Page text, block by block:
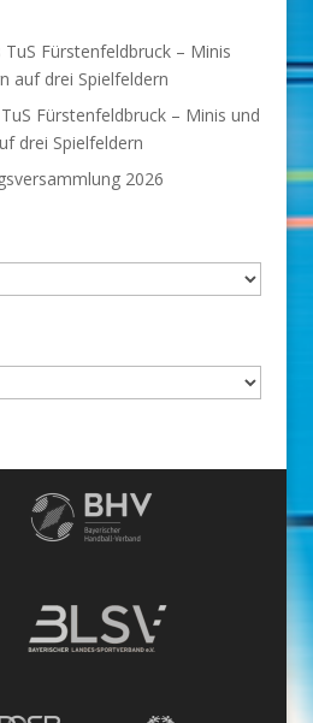
Fürstenfeldbruck – Minis
auf drei Spielfeldern
Fürstenfeldbruck – Minis und
drei Spielfeldern
2026